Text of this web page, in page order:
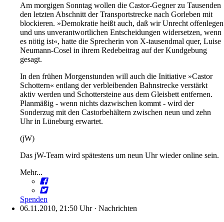
Am morgigen Sonntag wollen die Castor-Gegner zu Tausenden
den letzten Abschnitt der Transportstrecke nach Gorleben mit
blockieren. »Demokratie heißt auch, daß wir Unrecht offenlegen
und uns unverantwortlichen Entscheidungen widersetzen, wenn
es nötig ist«, hatte die Sprecherin von X-tausendmal quer, Luise
Neumann-Cosel in ihrem Redebeitrag auf der Kundgebung
gesagt.
In den frühen Morgenstunden will auch die Initiative »Castor
Schottern« entlang der verbleibenden Bahnstrecke verstärkt
aktiv werden und Schottersteine aus dem Gleisbett entfernen.
Planmäßig - wenn nichts dazwischen kommt - wird der
Sonderzug mit den Castorbehältern zwischen neun und zehn
Uhr in Lüneburg erwartet.
(jW)
Das jW-Team wird spätestens um neun Uhr wieder online sein.
Mehr...
Spenden
06.11.2010, 21:50 Uhr· Nachrichten